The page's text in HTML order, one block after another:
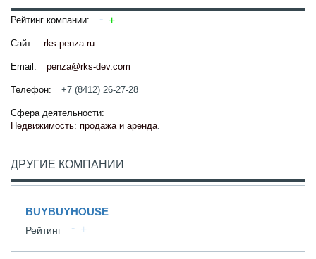
Рейтинг компании:
Сайт: rks-penza.ru
Email: penza@rks-dev.com
Телефон: +7 (8412) 26-27-28
Сфера деятельности:
Недвижимость: продажа и аренда.
ДРУГИЕ КОМПАНИИ
BUYBUYHOUSE
Рейтинг